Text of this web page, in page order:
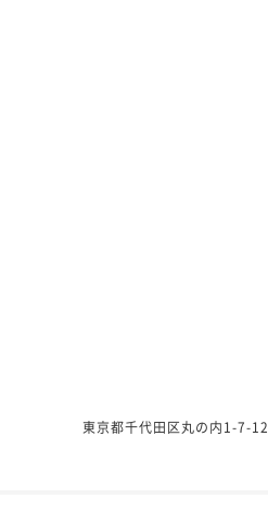
東京都千代田区丸の内1-7-12